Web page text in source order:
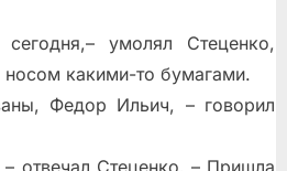
умолял Стеценко,
носом какими-то бумагами.
Федор Ильич, – говорил
отвечал Стеценко. – Пришла